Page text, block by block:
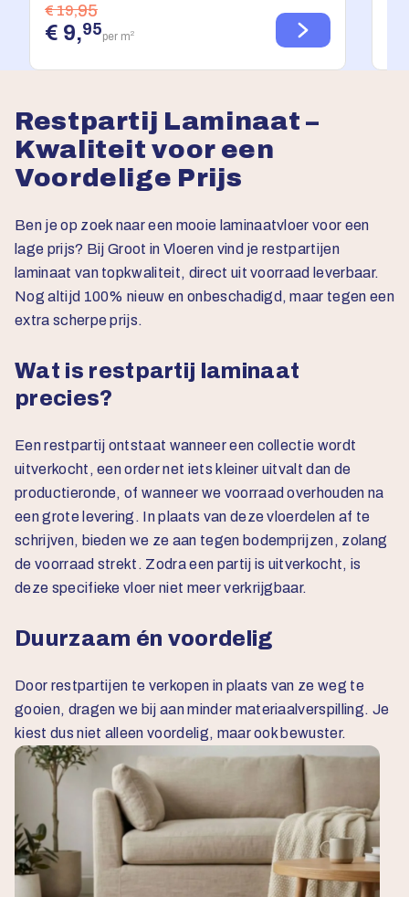
€ 19,95
€ 9,95per m2
Restpartij Laminaat –
Kwaliteit voor een
Voordelige Prijs
Ben je op zoek naar een mooie laminaatvloer voor een
lage prijs? Bij Groot in Vloeren vind je restpartijen
laminaat van topkwaliteit, direct uit voorraad leverbaar.
Nog altijd 100% nieuw en onbeschadigd, maar tegen een
extra scherpe prijs.
Wat is restpartij laminaat
precies?
Een restpartij ontstaat wanneer een collectie wordt
uitverkocht, een order net iets kleiner uitvalt dan de
productieronde, of wanneer we voorraad overhouden na
een grote levering. In plaats van deze vloerdelen af te
schrijven, bieden we ze aan tegen bodemprijzen, zolang
de voorraad strekt. Zodra een partij is uitverkocht, is
deze specifieke vloer niet meer verkrijgbaar.
Duurzaam én voordelig
Door restpartijen te verkopen in plaats van ze weg te
gooien, dragen we bij aan minder materiaalverspilling. Je
kiest dus niet alleen voordelig, maar ook bewuster.